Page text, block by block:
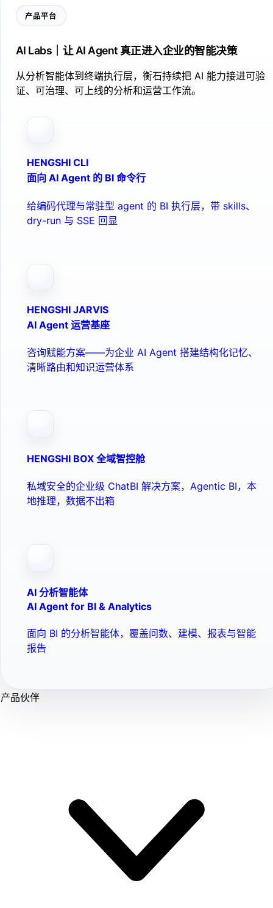
产品平台
AI Labs｜让 AI Agent 真正进入企业的智能决策
从分析智能体到终端执行层，衡石持续把 AI 能力接进可验
证、可治理、可上线的分析和运营工作流。
HENGSHI CLI
面向 AI Agent 的 BI 命令行
给编码代理与常驻型 agent 的 BI 执行层，带 skills、
dry-run 与 SSE 回显
HENGSHI JARVIS
AI Agent 运营基座
咨询赋能方案——为企业 AI Agent 搭建结构化记忆、
清晰路由和知识运营体系
HENGSHI BOX 全域智控舱
私域安全的企业级 ChatBI 解决方案，Agentic BI，本
地推理，数据不出箱
AI 分析智能体
AI Agent for BI & Analytics
面向 BI 的分析智能体，覆盖问数、建模、报表与智能
报告
产品伙伴